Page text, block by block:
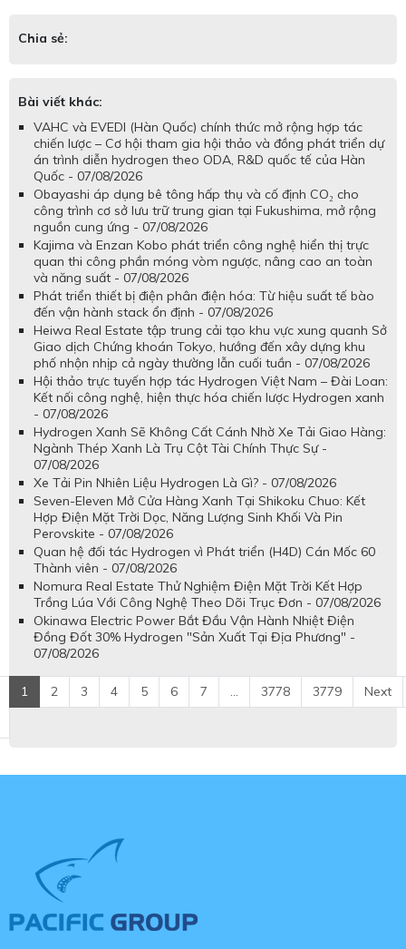
Chia sẻ:
Bài viết khác:
VAHC và EVEDI (Hàn Quốc) chính thức mở rộng hợp tác
chiến lược – Cơ hội tham gia hội thảo và đồng phát triển dự
án trình diễn hydrogen theo ODA, R&D quốc tế của Hàn
Quốc - 07/08/2026
Obayashi áp dụng bê tông hấp thụ và cố định CO₂ cho
công trình cơ sở lưu trữ trung gian tại Fukushima, mở rộng
nguồn cung ứng - 07/08/2026
Kajima và Enzan Kobo phát triển công nghệ hiển thị trực
quan thi công phần móng vòm ngược, nâng cao an toàn
và năng suất - 07/08/2026
Phát triển thiết bị điện phân điện hóa: Từ hiệu suất tế bào
đến vận hành stack ổn định - 07/08/2026
Heiwa Real Estate tập trung cải tạo khu vực xung quanh Sở
Giao dịch Chứng khoán Tokyo, hướng đến xây dựng khu
phố nhộn nhịp cả ngày thường lẫn cuối tuần - 07/08/2026
Hội thảo trực tuyến hợp tác Hydrogen Việt Nam – Đài Loan:
Kết nối công nghệ, hiện thực hóa chiến lược Hydrogen xanh
- 07/08/2026
Hydrogen Xanh Sẽ Không Cất Cánh Nhờ Xe Tải Giao Hàng:
Ngành Thép Xanh Là Trụ Cột Tài Chính Thực Sự -
07/08/2026
Xe Tải Pin Nhiên Liệu Hydrogen Là Gì? - 07/08/2026
Seven-Eleven Mở Cửa Hàng Xanh Tại Shikoku Chuo: Kết
Hợp Điện Mặt Trời Dọc, Năng Lượng Sinh Khối Và Pin
Perovskite - 07/08/2026
Quan hệ đối tác Hydrogen vì Phát triển (H4D) Cán Mốc 60
Thành viên - 07/08/2026
Nomura Real Estate Thử Nghiệm Điện Mặt Trời Kết Hợp
Trồng Lúa Với Công Nghệ Theo Dõi Trục Đơn - 07/08/2026
Okinawa Electric Power Bắt Đầu Vận Hành Nhiệt Điện
Đồng Đốt 30% Hydrogen "Sản Xuất Tại Địa Phương" -
07/08/2026
1 2 3 4 5 6 7 ... 3778 3779 Next